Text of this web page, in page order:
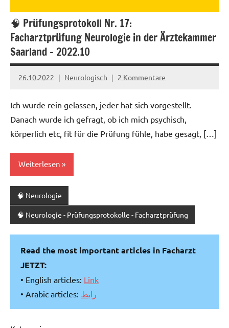
🧠 Prüfungsprotokoll Nr. 17:
Facharztprüfung Neurologie in der Ärztekammer
Saarland – 2022.10
26.10.2022 Neurologisch 2 Kommentare
Ich wurde rein gelassen, jeder hat sich vorgestellt.
Danach wurde ich gefragt, ob ich mich psychisch,
körperlich etc, fit für die Prüfung fühle, habe gesagt, […]
Weiterlesen
🧠 Neurologie
🧠 Neurologie - Prüfungsprotokolle - Facharztprüfung
Read the most important articles in Facharzt
JETZT:
• English articles: Link
• Arabic articles: رابط